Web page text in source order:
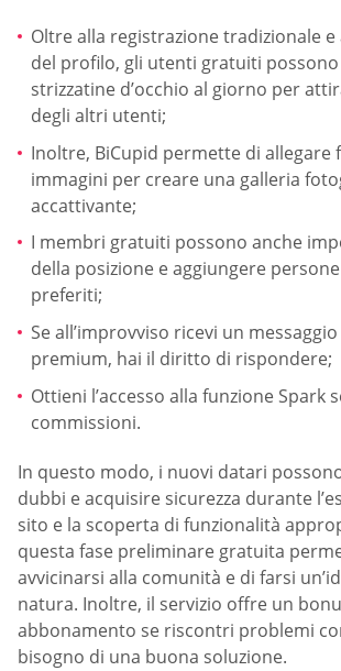
Oltre alla registrazione tradizionale e
del profilo, gli utenti gratuiti
strizzatine d’occhio al giorno per
degli altri utenti;
Inoltre, BiCupid permette di allegare
immagini per creare una galleria
accattivante;
I membri gratuiti possono anche
della posizione e aggiungere
preferiti;
Se all’improvviso ricevi un
premium, hai il diritto di rispondere;
Ottieni l’accesso alla funzione Spark
commissioni.
In questo modo, i nuovi datari
dubbi e acquisire sicurezza durante
sito e la scoperta di funzionalità
questa fase preliminare gratuita
avvicinarsi alla comunità e di farsi
natura. Inoltre, il servizio offre un
abbonamento se riscontri problemi
bisogno di una buona soluzione.